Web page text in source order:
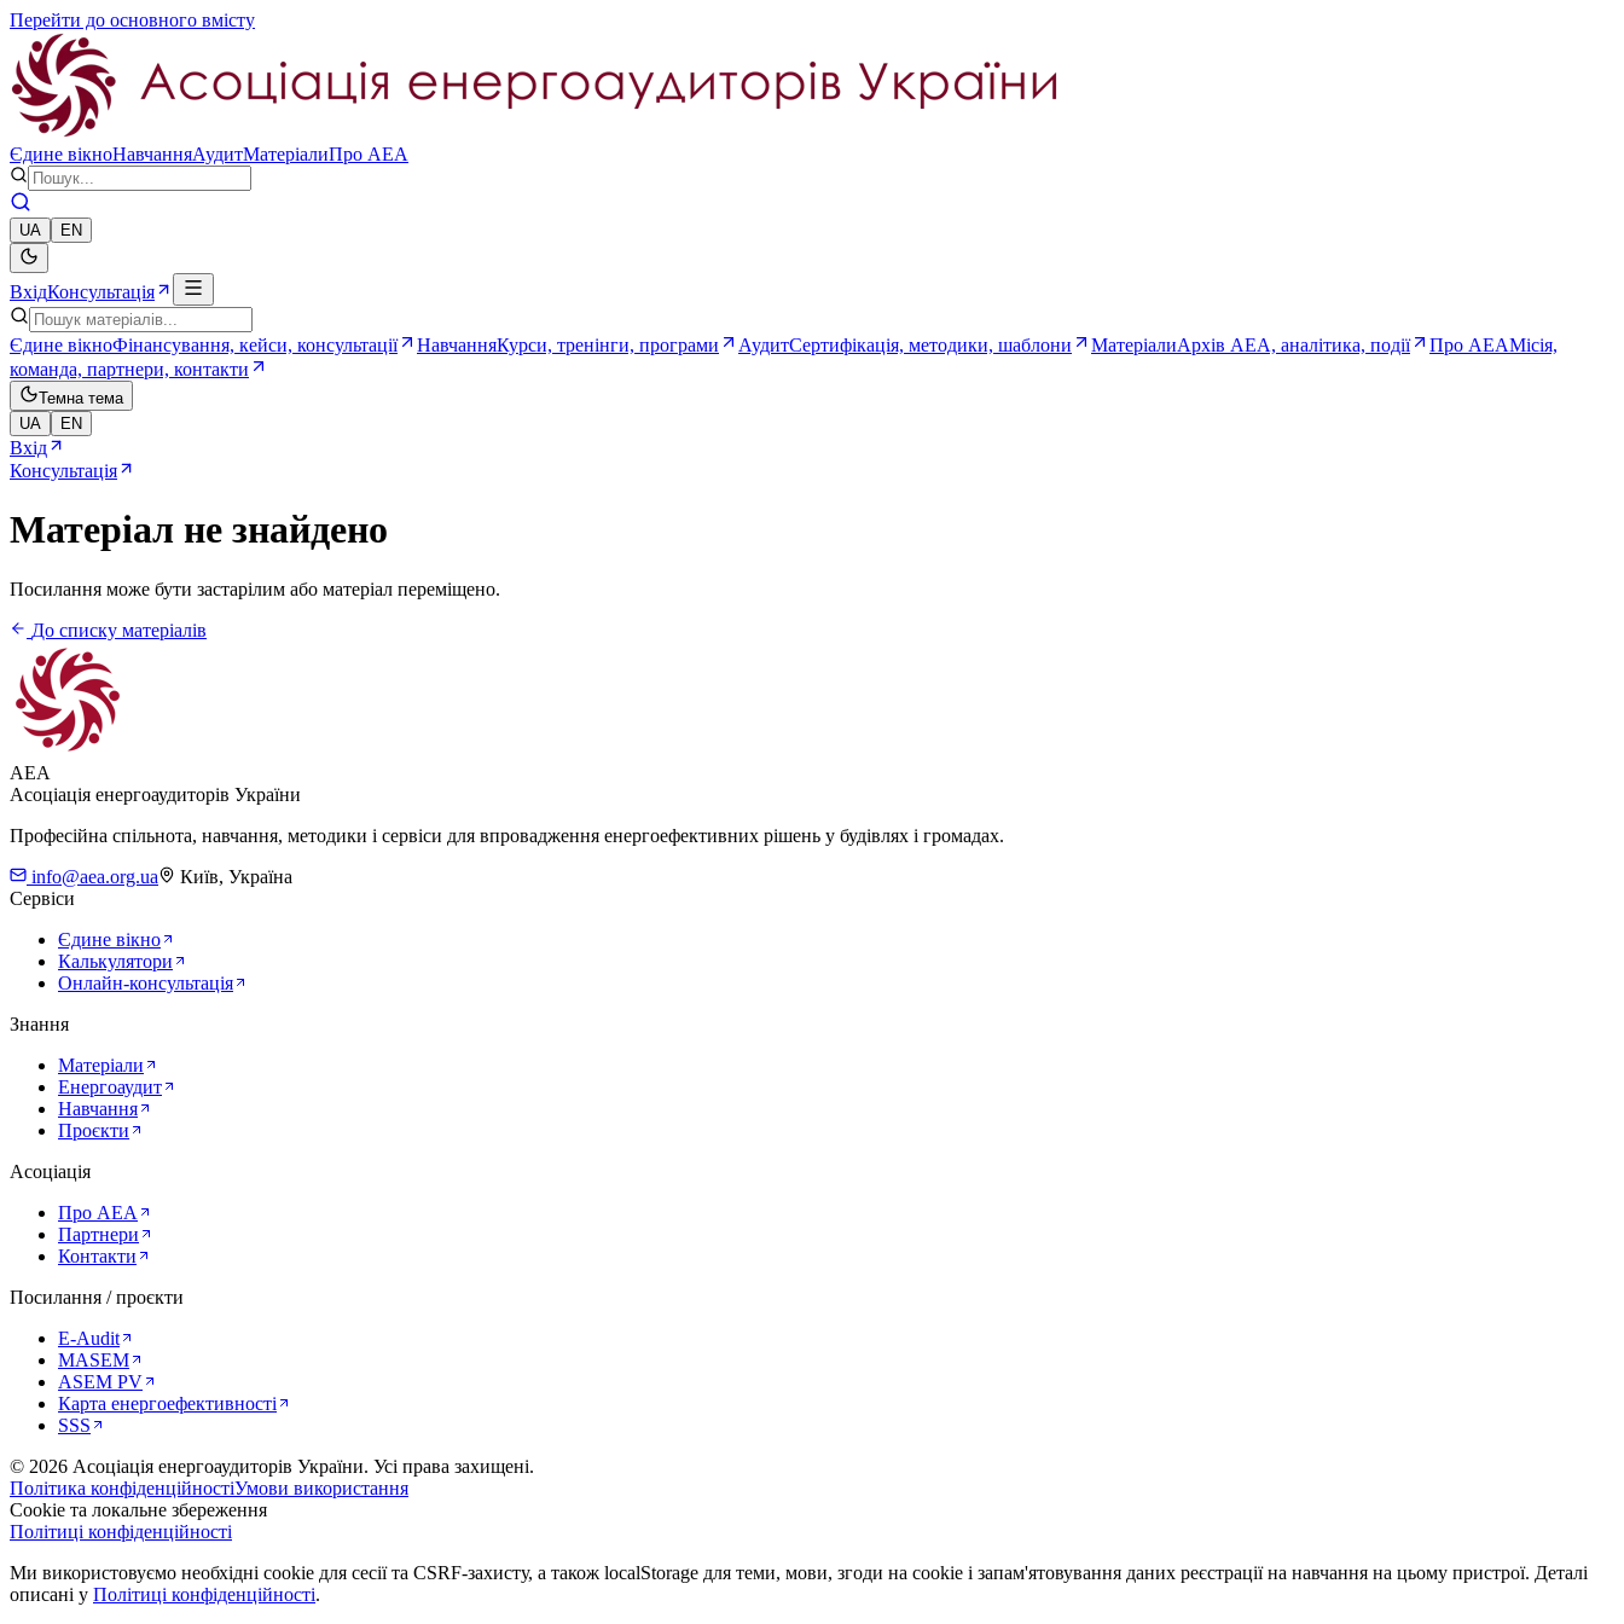
Перейти до основного вмісту
Єдине вікноНавчанняАудитМатеріалиПро AEA
UA EN
ВхідКонсультація
Єдине вікноФінансування, кейси, консультації НавчанняКурси, тренінги, програми АудитСертифікація, методики, шаблони МатеріалиАрхів AEA, аналітика, події Про AEAМісія,
команда, партнери, контакти
Темна тема
UA
EN
Вхід
Консультація
Матеріал не знайдено
Посилання може бути застарілим або матеріал переміщено.
До списку матеріалів
AEA
Асоціація енергоаудиторів України
Професійна спільнота, навчання, методики і сервіси для впровадження енергоефективних рішень у будівлях і громадах.
info@aea.org.ua
Київ, Україна
Сервіси
Єдине вікно
Калькулятори
Онлайн-консультація
Знання
Матеріали
Енергоаудит
Навчання
Проєкти
Асоціація
Про AEA
Партнери
Контакти
Посилання / проєкти
E-Audit
MASEM
ASEM PV
Карта енергоефективності
SSS
© 2026 Асоціація енергоаудиторів України. Усі права захищені.
Політика конфіденційностіУмови використання
Cookie та локальне збереження
Політиці конфіденційності
Ми використовуємо необхідні cookie для сесії та CSRF-захисту, а також localStorage для теми, мови, згоди на cookie і запам'ятовування даних реєстрації на навчання на цьому пристрої. Деталі
описані у Політиці конфіденційності.